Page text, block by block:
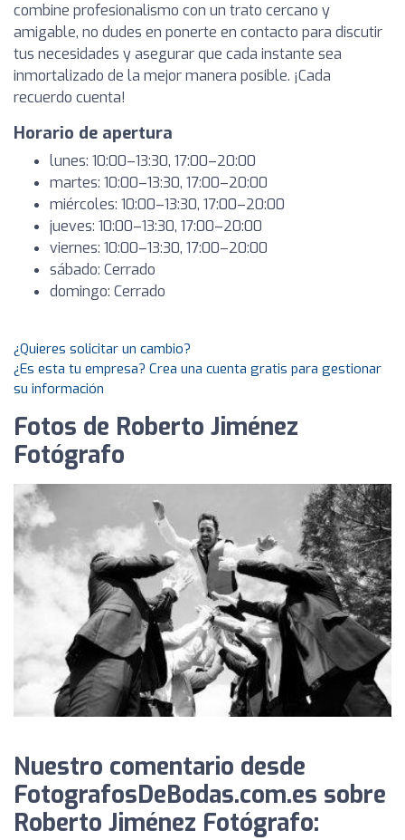
combine profesionalismo con un trato cercano y
amigable, no dudes en ponerte en contacto para discutir
tus necesidades y asegurar que cada instante sea
inmortalizado de la mejor manera posible. ¡Cada
recuerdo cuenta!
Horario de apertura
lunes: 10:00–13:30, 17:00–20:00
martes: 10:00–13:30, 17:00–20:00
miércoles: 10:00–13:30, 17:00–20:00
jueves: 10:00–13:30, 17:00–20:00
viernes: 10:00–13:30, 17:00–20:00
sábado: Cerrado
domingo: Cerrado
¿Quieres solicitar un cambio?
¿Es esta tu empresa? Crea una cuenta gratis para gestionar
su información
Fotos de Roberto Jiménez
Fotógrafo
Nuestro comentario desde
FotografosDeBodas.com.es sobre
Roberto Jiménez Fotógrafo: